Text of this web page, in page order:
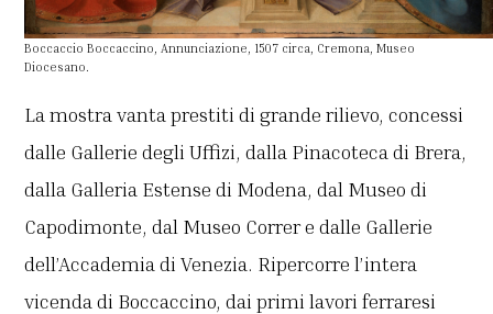
Boccaccio Boccaccino, Annunciazione, 1507 circa, Cremona, Museo
Diocesano.
La mostra vanta prestiti di grande rilievo, concessi
dalle Gallerie degli Uffizi, dalla Pinacoteca di Brera,
dalla Galleria Estense di Modena, dal Museo di
Capodimonte, dal Museo Correr e dalle Gallerie
dell’Accademia di Venezia. Ripercorre l’intera
vicenda di Boccaccino, dai primi lavori ferraresi